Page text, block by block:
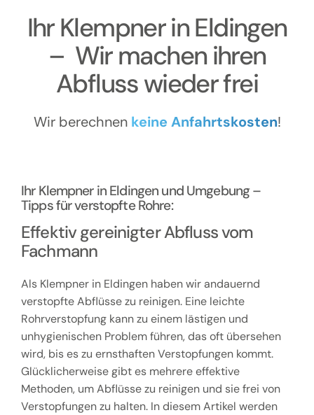
Ihr Klempner in Eldingen
– Wir machen ihren
Abfluss wieder frei
Wir berechnen keine Anfahrtskosten!
Ihr Klempner in Eldingen und Umgebung –
Tipps für verstopfte Rohre:
Effektiv gereinigter Abfluss vom
Fachmann
Als Klempner in Eldingen haben wir andauernd
verstopfte Abflüsse zu reinigen. Eine leichte
Rohrverstopfung kann zu einem lästigen und
unhygienischen Problem führen, das oft übersehen
wird, bis es zu ernsthaften Verstopfungen kommt.
Glücklicherweise gibt es mehrere effektive
Methoden, um Abflüsse zu reinigen und sie frei von
Verstopfungen zu halten. In diesem Artikel werden